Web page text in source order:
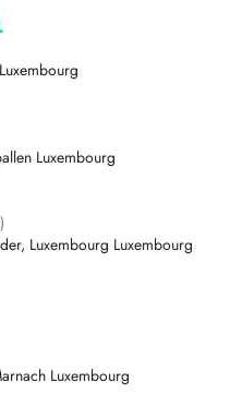
Luxembourg
Luxembourg Luxembourg
Luxembourg